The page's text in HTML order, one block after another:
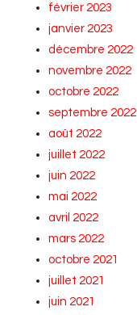
février 2023
janvier 2023
décembre 2022
novembre 2022
octobre 2022
septembre 2022
août 2022
juillet 2022
juin 2022
mai 2022
avril 2022
mars 2022
octobre 2021
juillet 2021
juin 2021